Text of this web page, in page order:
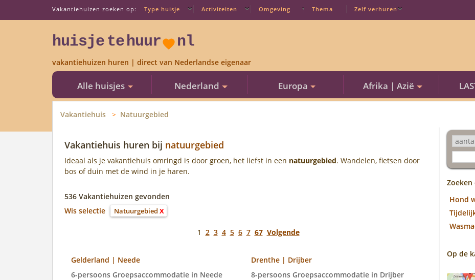
Vakantiehuizen zoeken op: Type huisje Activiteiten Omgeving Thema Zelf verhuren
huisje tehuur nl
vakantiehuizen huren | direct van Nederlandse eigenaar
Alle huisjes Nederland Europa Afrika | Azië
Vakantiehuis Natuurgebied
Vakantiehuis huren bij natuurgebied
Ideaal als je vakantiehuis omringd is door groen, het liefst in een natuurgebied. Wandelen, fietsen door
bos of duin met de wind in je haren.
536 Vakantiehuizen gevonden
Wis selectie
Natuurgebied X
1 2 3 4 5 6 7 67 Volgende
Gelderland | Neede
6-persoons Groepsaccommodatie in Neede
Drenthe | Drijber
8-persoons Groepsaccommodatie in Drijber
Zoeken
Hond
Op de